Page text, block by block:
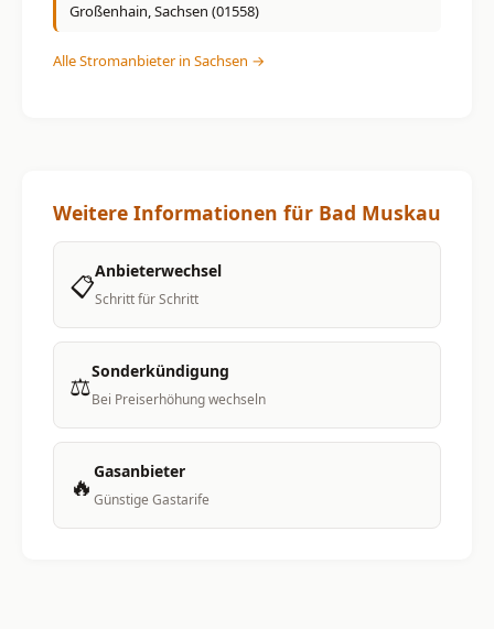
Großenhain, Sachsen (01558)
Alle Stromanbieter in Sachsen →
Weitere Informationen für Bad Muskau
📋Anbieterwechsel
Schritt für Schritt
⚖️Sonderkündigung
Bei Preiserhöhung wechseln
🔥 Gasanbieter
Günstige Gastarife